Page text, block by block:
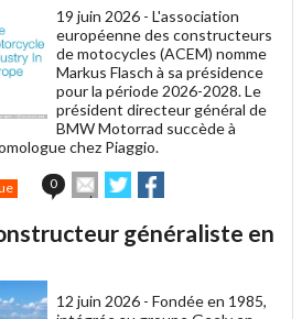
19 juin 2026 - L'association
européenne des constructeurs
de motocycles (ACEM) nomme
Markus Flasch à sa présidence
pour la période 2026-2028. Le
président directeur général de
BMW Motorrad succède à
chez Piaggio.
0
Envoyer
cet
à
Partager
sur sur
généraliste en
12 juin 2026 - Fondée en 1985,